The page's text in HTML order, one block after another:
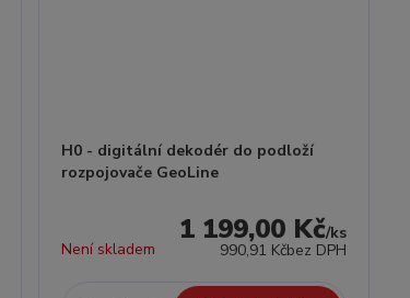
H0 - digitální dekodér do podloží
rozpojovače GeoLine
1 199,00 Kč/ks
990,91 Kčbez DPH
Není skladem